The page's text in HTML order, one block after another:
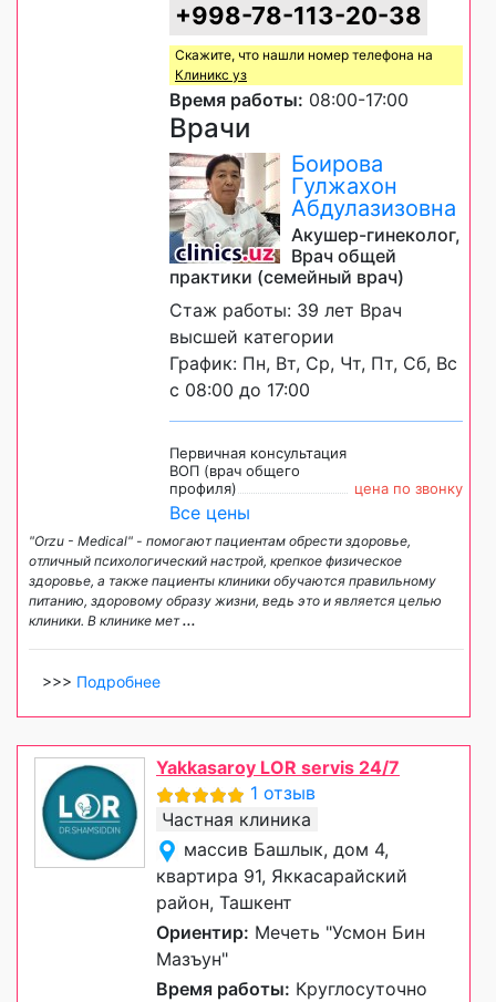
+998-78-113-20-38
Скажите, что нашли номер телефона на
Клиникс уз
Время работы: 08:00-17:00
Врачи
Боирова
Гулжахон
Абдулазизовна
Акушер-гинеколог,
Врач общей
практики (семейный врач)
Стаж работы: 39 лет Врач
высшей категории
График: Пн, Вт, Ср, Чт, Пт, Сб, Вс
с 08:00 до 17:00
Первичная консультация
ВОП (врач общего
профиля)
цена по звонку
Все цены
"Orzu - Medical" - помогают пациентам обрести здоровье,
отличный психологический настрой, крепкое физическое
здоровье, а также пациенты клиники обучаются правильному
питанию, здоровому образу жизни, ведь это и является целью
клиники. В клинике мет...
>>> Подробнее
Yakkasaroy LOR servis 24/7
1 отзыв
Частная клиника
массив Башлык, дом 4,
квартира 91, Яккасарайский
район, Ташкент
Ориентир: Мечеть "Усмон Бин
Мазъун"
Время работы: Круглосуточно